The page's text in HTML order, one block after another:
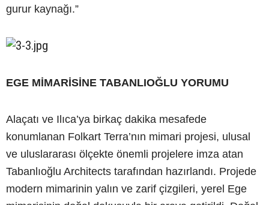
gurur kaynağı.”
EGE MİMARİSİNE TABANLIOĞLU YORUMU
Alaçatı ve Ilıca’ya birkaç dakika mesafede
konumlanan Folkart Terra’nın mimari projesi, ulusal
ve uluslararası ölçekte önemli projelere imza atan
Tabanlıoğlu Architects tarafından hazırlandı. Projede
modern mimarinin yalın ve zarif çizgileri, yerel Ege